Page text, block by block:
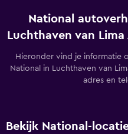
National
Luchthaven van
Hieronder vind je informatie
National in Luchthaven van
adres en
Bekijk National-